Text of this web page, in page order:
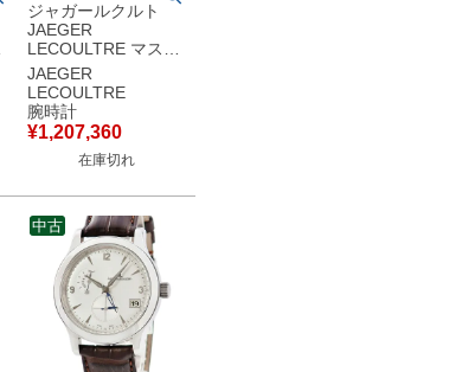
ジャガールクルト
JAEGER
LECOULTRE マスタ
ー ウルトラスリム
1907 グラン・フー
120.3.79/Q12935E1
K18WG無垢 薄型 バ
ー メンズ 腕時計手巻
き ホワイト 【中古】
JAEGER
LECOULTRE
腕時計
¥1,207,360
在庫切れ
中古